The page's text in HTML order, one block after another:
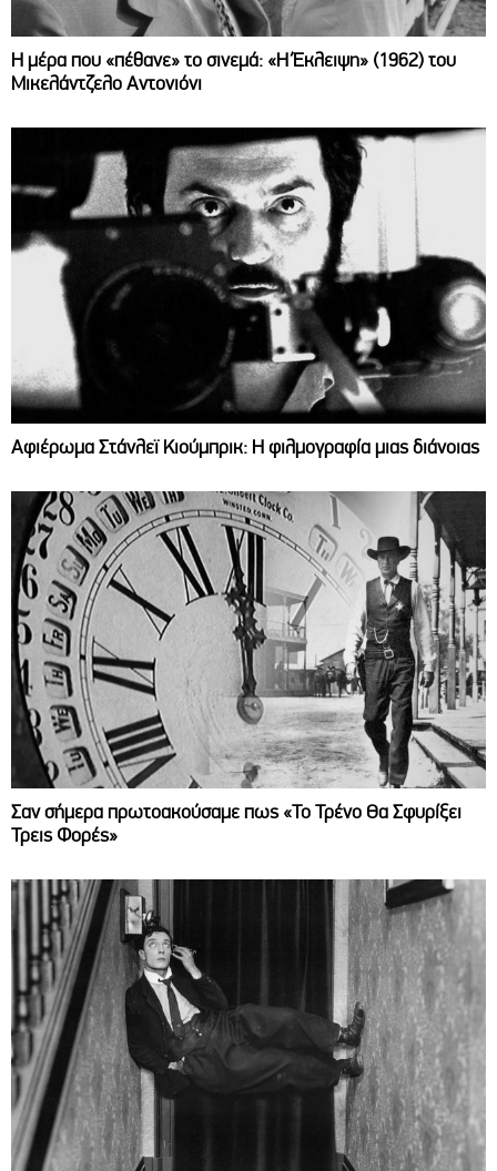
Η μέρα που «πέθανε» το σινεμά: «Η Έκλειψη» (1962) του
Μικελάντζελο Αντονιόνι
Αφιέρωμα Στάνλεϊ Κιούμπρικ: Η φιλμογραφία μιας διάνοιας
Σαν σήμερα πρωτοακούσαμε πως «Το Τρένο Θα Σφυρίξει
Τρεις Φορές»